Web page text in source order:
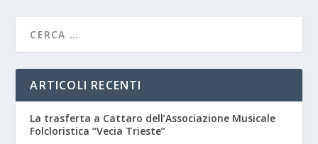
ARTICOLI RECENTI
La trasferta a Cattaro dell’Associazione Musicale
Folcloristica “Vecia Trieste”